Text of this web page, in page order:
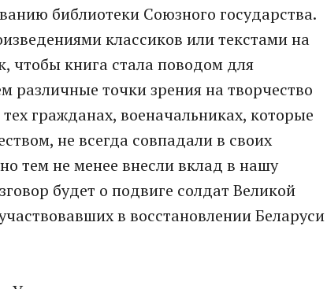
библиотеки Союзного государства.
классиков или текстами на
чтобы книга стала поводом для
точки зрения на творчество
гражданах, военачальниках, которые
не всегда совпадали в своих
тем не менее внесли вклад в нашу
будет о подвиге солдат Великой
в восстановлении Беларуси